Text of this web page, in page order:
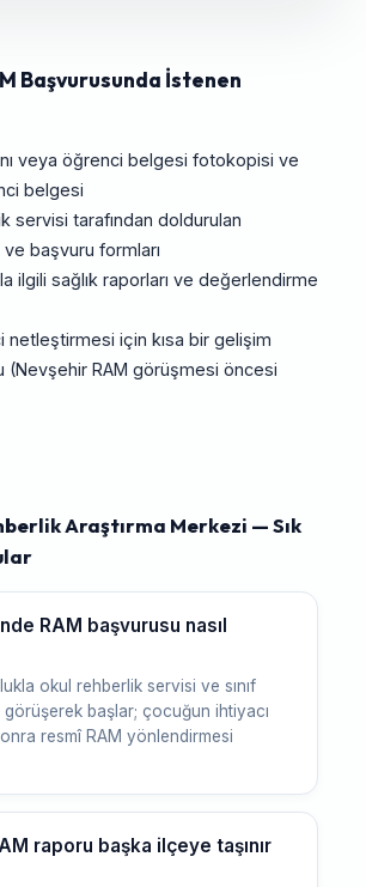
Başvurusunda İstenen
veya öğrenci belgesi fotokopisi ve
belgesi
servisi tarafından doldurulan
başvuru formları
ilgili sağlık raporları ve değerlendirme
netleştirmesi için kısa bir gelişim
(Nevşehir RAM görüşmesi öncesi
Araştırma Merkezi — Sık
RAM başvurusu nasıl
okul rehberlik servisi ve sınıf
başlar; çocuğun ihtiyacı
resmî RAM yönlendirmesi
raporu başka ilçeye taşınır